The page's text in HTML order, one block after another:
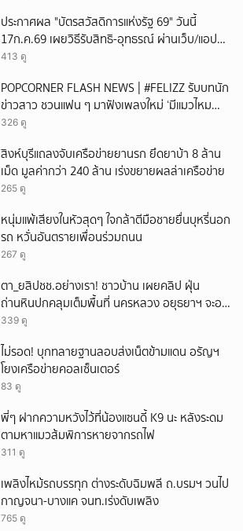
ประกาศผล "บัตรสวัสดิการแห่งรัฐ 69" วันนี้
17ก.ค.69 เผยวิธีรับสิทธิ-อุทธรณ์ ผ่านเว็บ/แอป
เป๋าตัง/ทางรัฐ
413 ดู
POPCORNER FLASH NEWS | #FELIZZ รับบทนัก
ข่าวสาว ชวนแฟน ๆ มาฟังเพลงใหม่ ‘มีแมวไหม
(Catch Me If You Can)’
326 ดู
สิงห์บุรีแถลงจับเครือข่ายยานรก ยึดยาบ้า 8 ล้าน
เม็ด มูลค่ากว่า 240 ล้าน เร่งขยายผลล่าเครือข่าย
265 ดู
หนุ่มแพ้เสียงในหัวสุดๆ ใจกล้าตีมือชายยื่นบุหรี่นอก
รถ หวั่นอันตรายเพื่อนร่วมถนน
267 ดู
ตา_ยสิปชช.อย่างเรา! ชาวบ้าน เผยคลิป ฝุ่น
ถ่านหินปกคลุมเต็มพื้นที่ นครหลวง อยุธยาฯ จะอยู่
กันยังไง
339 ดู
ไม่รอด! บุกทลายฐานลอบส่งเน็ตข้ามแดน อรัญฯ
โยงเครือข่ายคอลเซ็นเตอร์
83 ดู
พี่ๆ ฝากความหวังไว้ที่น้องแซนดี้ K9 นะ หลังระดม
ตามหาแมวส้มพิการหายจากรถไฟ
311 ดู
เพลิงไหม้รถบรรทุก ต่างระดับฉิมพลี ถ.บรมฯ วนไป
กาญจนา-บางแค จนท.เร่งดับเพลิง
765 ดู